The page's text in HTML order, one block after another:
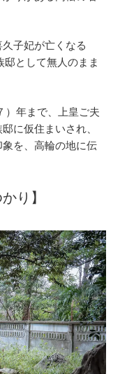
子妃が亡くなる
邸として無人のまま
）年まで、上皇ご夫
に仮住まいされ、
を、高輪の地に伝
り】